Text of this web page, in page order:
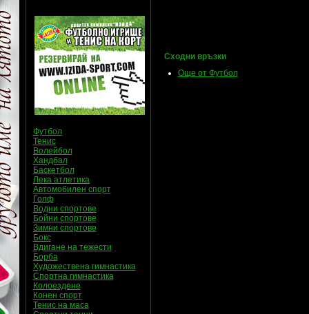
Сходни връзки
Още от Футбол
Футбол
Тенис
Волейбол
Хандбал
Баскетбол
Лека атлетика
Автомобилен спорт
Голф
Водни спортове
Бойни спортове
Зимни спортове
Бокс
Вдигане на тежести
Борба
Художествена гимнастика
Спортна гимнастика
Колоездене
Конен спорт
Тенис на маса